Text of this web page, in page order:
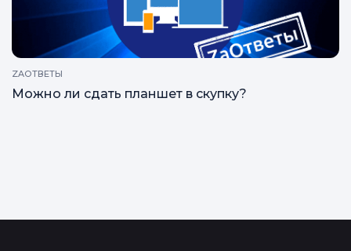
ZAОТВЕТЫ
Можно ли сдать планшет в скупку?